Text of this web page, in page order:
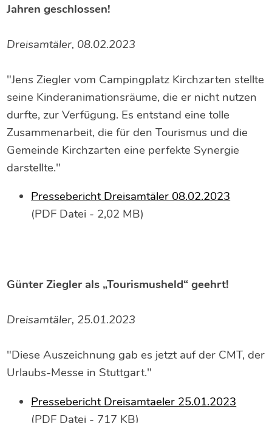
Jahren geschlossen!
Dreisamtäler, 08.02.2023
"Jens Ziegler vom Campingplatz Kirchzarten stellte
seine Kinderanimationsräume, die er nicht nutzen
durfte, zur Verfügung. Es entstand eine tolle
Zusammenarbeit, die für den Tourismus und die
Gemeinde Kirchzarten eine perfekte Synergie
darstellte."
Pressebericht Dreisamtäler 08.02.2023
(PDF Datei - 2,02 MB)
Günter Ziegler als „Tourismusheld“ geehrt!
Dreisamtäler, 25.01.2023
"Diese Auszeichnung gab es jetzt auf der CMT, der
Urlaubs-Messe in Stuttgart."
Pressebericht Dreisamtaeler 25.01.2023
(PDF Datei - 717 KB)